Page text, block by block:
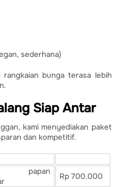
sederhana)
bunga terasa lebih
Siap Antar
kami menyediakan paket
dan kompetitif.
papan
Rp 700.000